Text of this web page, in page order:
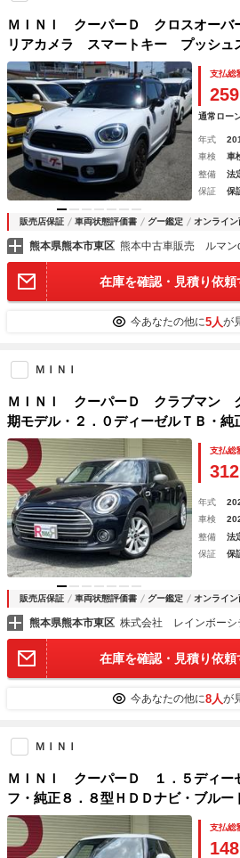
ＭＩＮＩ クーパーＤ クロスオー
リアカメラ スマートキー プッシュ
ライト 衝突防止軽減ブレーキ レー
ルーズコントロール オートライト
トヒーター
支払総
通常ロー
年式
車検
車
整備
法
保証
保
販売店保証 車両状態評価書 グー鑑定 オンライン
熊本県熊本市東区 熊本中古車販売 ルマンα
在庫を確認・見積り依頼
今あなたの他に5人が
ＭＩＮＩ
ＭＩＮＩ クーパーＤ クラブマン
期モデル・２．０ディーゼルＴＢ・純
アップルカープレイ・ＢＴＳ・Ｂカメ
マートキー・ＥＧプッシュ・アンビエ
ーシート・シートＨ・ＬＥＤ
支払総
年式
車検
整備
法
保証
保
販売店保証 車両状態評価書 グー鑑定 オンライ
熊本県熊本市東区 株式会社 レインボーシ
在庫を確認・見積り依頼
今あなたの他に8人が
ＭＩＮＩ
ＭＩＮＩ クーパーＤ １．５ディー
フ・純正８．８型ＨＤＤナビ・ブルー
ナー・ＥＴＣ・スマートキー・ＥＧプ
きステアリング・ＬＥＤライトフォグ
支払総